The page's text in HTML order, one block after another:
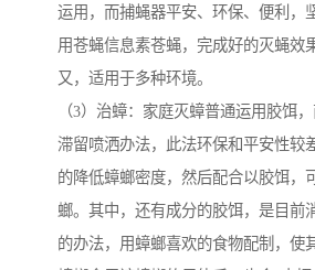
运用，而捕蝇器平安、环保、便利，
用苍蝇信息素苍蝇，完成好的灭蝇效
又，适用于多种环境。
（3）治蟑：家庭灭蟑普通运用胶饵
滞留喷洒办法，此法环保和平安性较
的降低蟑螂密度，然后配合以胶饵，
螂。其中，还有成分的胶饵，是目前
的办法，用蟑螂喜欢的食物配制，使